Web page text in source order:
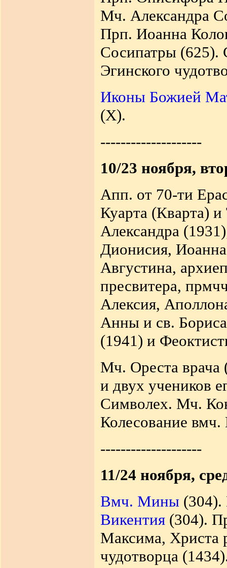
Мч. Александра
Прп. Иоанна
Сосипатры (625).
Эгинского
Иконы Божией
(X).
--------------------
10/23 ноября,
Апп. от 70-ти
Куарта (Кварта)
Александра
Дионисия,
Августина,
пресвитера,
Алексия,
Анны и св.
(1941) и
Мч. Ореста врача
и двух учеников
Символех. Мч.
Колесование вмч.
--------------------
11/24 ноября,
Вмч. Мины
Викентия (304).
Максима, Христа
чудотворца